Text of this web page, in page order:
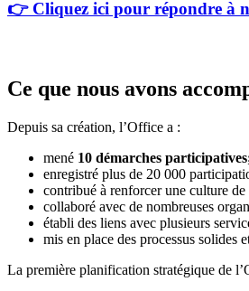
👉 Cliquez ici pour répondre à
Ce que nous avons
Depuis sa création, l’Office a :
mené 10 démarches
enregistré plus de 20 000
contribué à renforcer une culture
collaboré avec de nombreuses
établi des liens avec plusieurs
mis en place des processus solides
La première planification stratégique de